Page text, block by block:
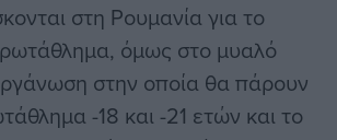
στη Ρουμανία για το
όμως στο μυαλό
στην οποία θα πάρουν
-18 και -21 ετών και το